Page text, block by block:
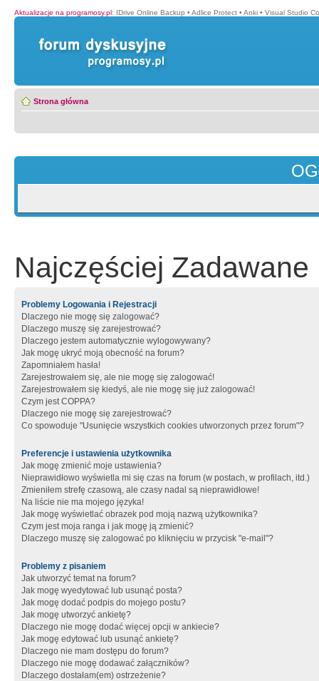
Aktualizacje na programosy.pl: IDrive Online Backup • Adlice Protect • Anki • Visual Studio
Strona główna
Najczęściej Zadawane
Problemy Logowania i Rejestracji
Dlaczego nie mogę się zalogować?
Dlaczego muszę się zarejestrować?
Dlaczego jestem automatycznie wylogowywany?
Jak mogę ukryć moją obecność na forum?
Zapomniałem hasła!
Zarejestrowałem się, ale nie mogę się zalogować!
Zarejestrowałem się kiedyś, ale nie mogę się już zalogować!
Czym jest COPPA?
Dlaczego nie mogę się zarejestrować?
Co spowoduje "Usunięcie wszystkich cookies utworzonych przez forum"?
Preferencje i ustawienia użytkownika
Jak mogę zmienić moje ustawienia?
Nieprawidłowo wyświetla mi się czas na forum (w postach, w profilach, itd.)
Zmieniłem strefę czasową, ale czasy nadal są nieprawidłowe!
Na liście nie ma mojego języka!
Jak mogę wyświetlać obrazek pod moją nazwą użytkownika?
Czym jest moja ranga i jak mogę ją zmienić?
Dlaczego muszę się zalogować po kliknięciu w przycisk "e-mail"?
Problemy z pisaniem
Jak utworzyć temat na forum?
Jak mogę wyedytować lub usunąć posta?
Jak mogę dodać podpis do mojego postu?
Jak mogę utworzyć ankietę?
Dlaczego nie mogę dodać więcej opcji w ankiecie?
Jak mogę edytować lub usunąć ankietę?
Dlaczego nie mam dostępu do forum?
Dlaczego nie mogę dodawać załączników?
Dlaczego dostałam(em) ostrzeżenie?